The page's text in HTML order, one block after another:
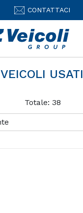
VEICOLI USATI
Totale: 38
CONTATTACI